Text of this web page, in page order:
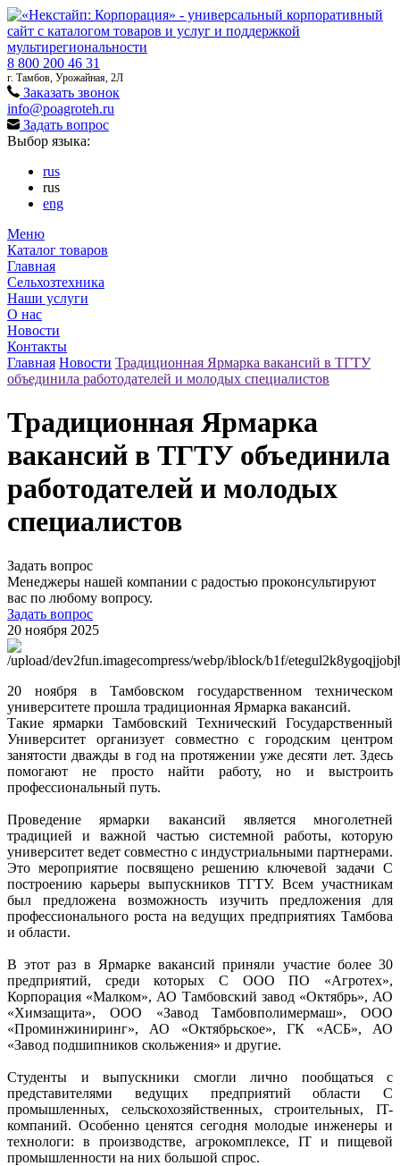
8 800 200 46 31
г. Тамбов, Урожайная, 2Л
Заказать звонок
info@poagroteh.ru
Задать вопрос
Выбор языка:
rus
rus
eng
Меню
Каталог товаров
Главная
Сельхозтехника
Наши услуги
О нас
Новости
Контакты
Главная Новости Традиционная Ярмарка вакансий в ТГТУ
объединила работодателей и молодых специалистов
Традиционная Ярмарка
вакансий в ТГТУ объединила
работодателей и молодых
специалистов
Задать вопрос
Менеджеры нашей компании с радостью проконсультируют
вас по любому вопросу.
Задать вопрос
20 ноября 2025
20 ноября в Тамбовском государственном техническом
университете прошла традиционная Ярмарка вакансий.
Такие ярмарки Тамбовский Технический Государственный
Университет организует совместно с городским центром
занятости дважды в год на протяжении уже десяти лет. Здесь
помогают не просто найти работу, но и выстроить
профессиональный путь.
Проведение ярмарки вакансий является многолетней
традицией и важной частью системной работы, которую
университет ведет совместно с индустриальными партнерами.
Это мероприятие посвящено решению ключевой задачи C
построению карьеры выпускников ТГТУ. Всем участникам
был предложена возможность изучить предложения для
профессионального роста на ведущих предприятиях Тамбова
и области.
В этот раз в Ярмарке вакансий приняли участие более 30
предприятий, среди которых C ООО ПО «Агротех»,
Корпорация «Малком», АО Тамбовский завод «Октябрь», АО
«Химзащита», ООО «Завод Тамбовполимермаш», ООО
«Проминжиниринг», АО «Октябрьское», ГК «АСБ», АО
«Завод подшипников скольжения» и другие.
Студенты и выпускники смогли лично пообщаться с
представителями ведущих предприятий области C
промышленных, сельскохозяйственных, строительных, IT-
компаний. Особенно ценятся сегодня молодые инженеры и
технологи: в производстве, агрокомплексе, IT и пищевой
промышленности на них большой спрос.